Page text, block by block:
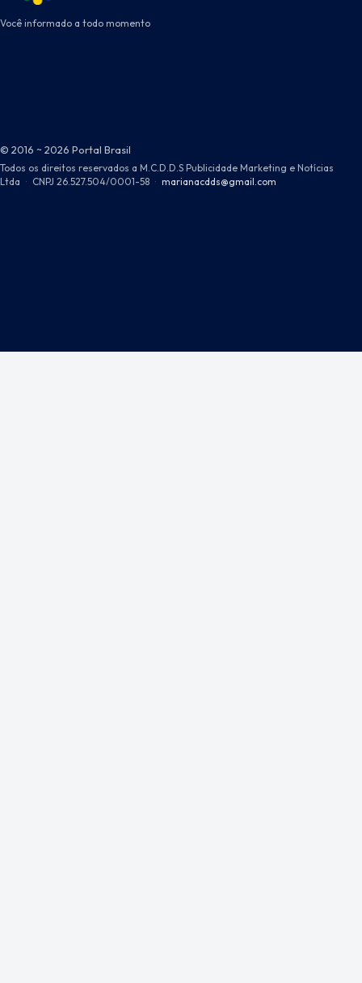
Você informado a todo momento
© 2016 ~ 2026 Portal Brasil
Todos os direitos reservados a M.C.D.D.S Publicidade Marketing e Notícias
Ltda · CNPJ 26.527.504/0001-58 · marianacdds@gmail.com